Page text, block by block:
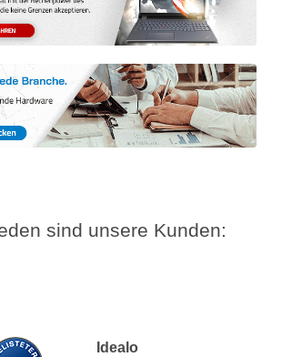
sind unsere Kunden:
Idealo